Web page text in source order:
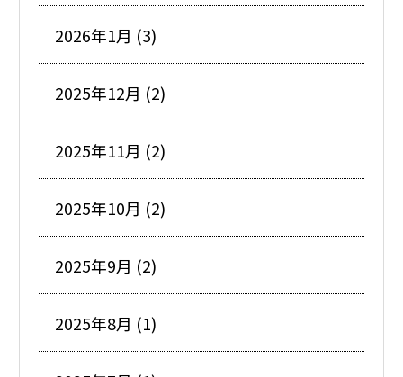
2026年1月 (3)
2025年12月 (2)
2025年11月 (2)
2025年10月 (2)
2025年9月 (2)
2025年8月 (1)